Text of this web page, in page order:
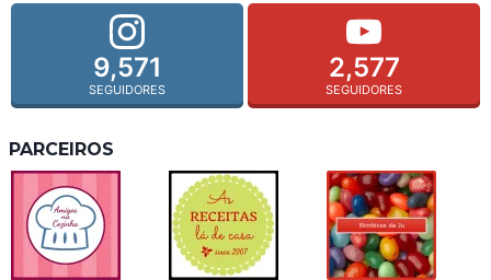
9,571
SEGUIDORES
2,577
SEGUIDORES
PARCEIROS